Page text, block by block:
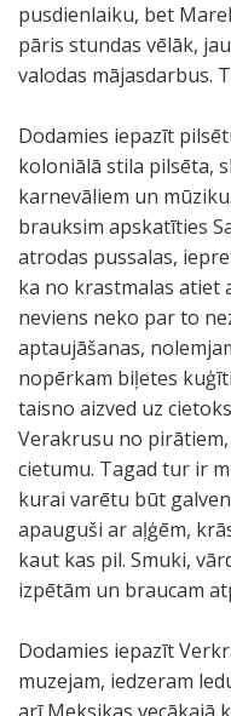
pusdienlaiku, bet
pāris stundas vēlāk,
valodas mājasdarbus.
Dodamies iepazīt
koloniālā stila pilsēta,
karnevāliem un
brauksim apskatīties
atrodas pussalas,
ka no krastmalas atiet
neviens neko par to
aptaujāšanas,
nopērkam biļetes
taisno aizved uz
Verakrusu no
cietumu. Tagad tur ir
kurai varētu būt
apauguši ar aļģēm,
kaut kas pil. Smuki,
izpētām un braucam
Dodamies iepazīt
muzejam, iedzeram